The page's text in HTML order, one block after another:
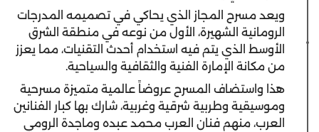
ويعد مسرح المجاز الذي يحاكي في تصميمه المدرجات
الرومانية الشهيرة، الأول من نوعه في منطقة الشرق
الأوسط الذي يتم فيه استخدام أحدث التقنيات، مما يعزز
من مكانة الإمارة الفنية والثقافية والسياحية.
هذا واستضاف المسرح عروضاً عالمية متميزة مسرحية
وموسيقية وطربية شرقية وغربية، شارك بها كبار الفنانين
العرب، منهم فنان العرب محمد عبده وماجدة الرومي